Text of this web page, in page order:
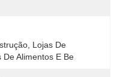
Lojas De
Alimentos E Be